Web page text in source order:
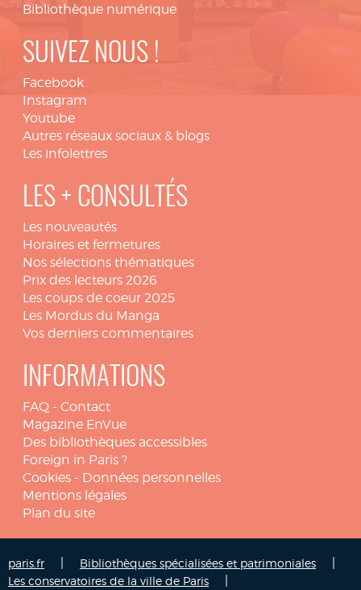
Bibliothèque numérique
SUIVEZ NOUS !
Facebook
Instagram
Youtube
Autres réseaux sociaux & blogs
Les infolettres
LES + CONSULTÉS
Les nouveautés
Horaires et fermetures
Nos sélections thématiques
Prix des lecteurs 2026
Les coups de coeur 2025
Les Mordus du Manga
Vos derniers commentaires
INFORMATIONS
FAQ - Contact
Magazine EnVue
Des bibliothèques accessibles
Foreign in Paris ?
Cookies - Données personnelles
Mentions légales
Plan du site
paris.fr Bibliothèques spécialisées et patrimoniales
Les conservatoires de la ville de Paris